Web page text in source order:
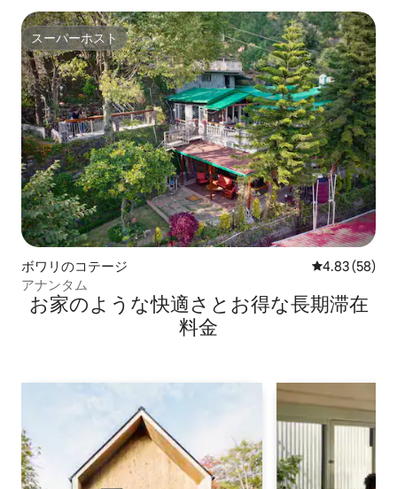
スーパーホスト
スーパーホスト
ボワリのコテージ レビュー58
4.83 (58)
アナンタム
お家のような快⁠適⁠さ⁠とお⁠得⁠な長⁠期⁠滞⁠在
料⁠金